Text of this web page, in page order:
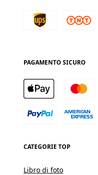
PAGAMENTO SICURO
CATEGORIE TOP
Libro di foto